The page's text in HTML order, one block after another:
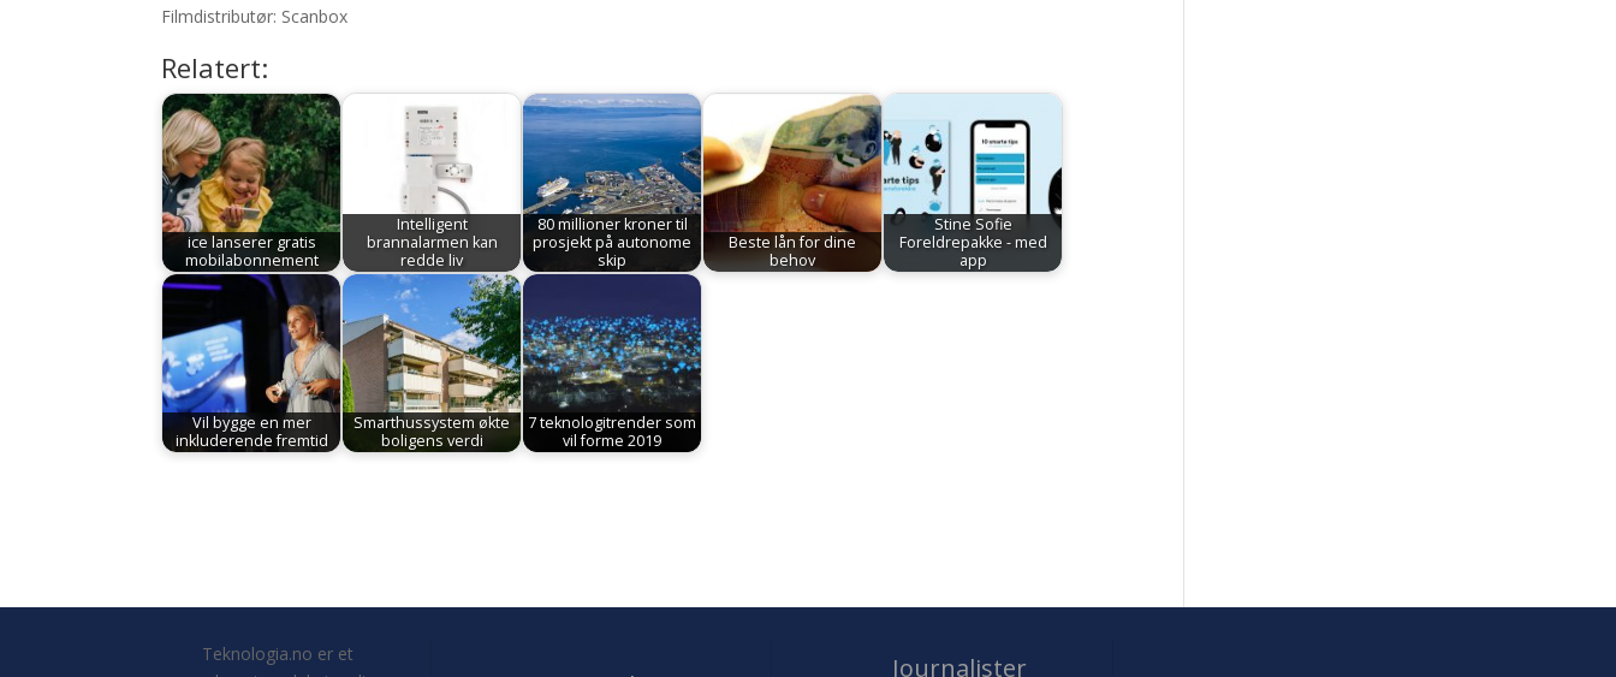
Filmdistributør: Scanbox
Relatert:
ice lanserer gratis
mobilabonnement
Intelligent
brannalarmen kan
redde liv
80 millioner kroner til
prosjekt på autonome
skip
Beste lån for dine
behov
Stine Sofie
Foreldrepakke - med
app
Vil bygge en mer
inkluderende fremtid
Smarthussystem økte
boligens verdi
7 teknologitrender som
vil forme 2019
Teknologia.no er et
Journalister